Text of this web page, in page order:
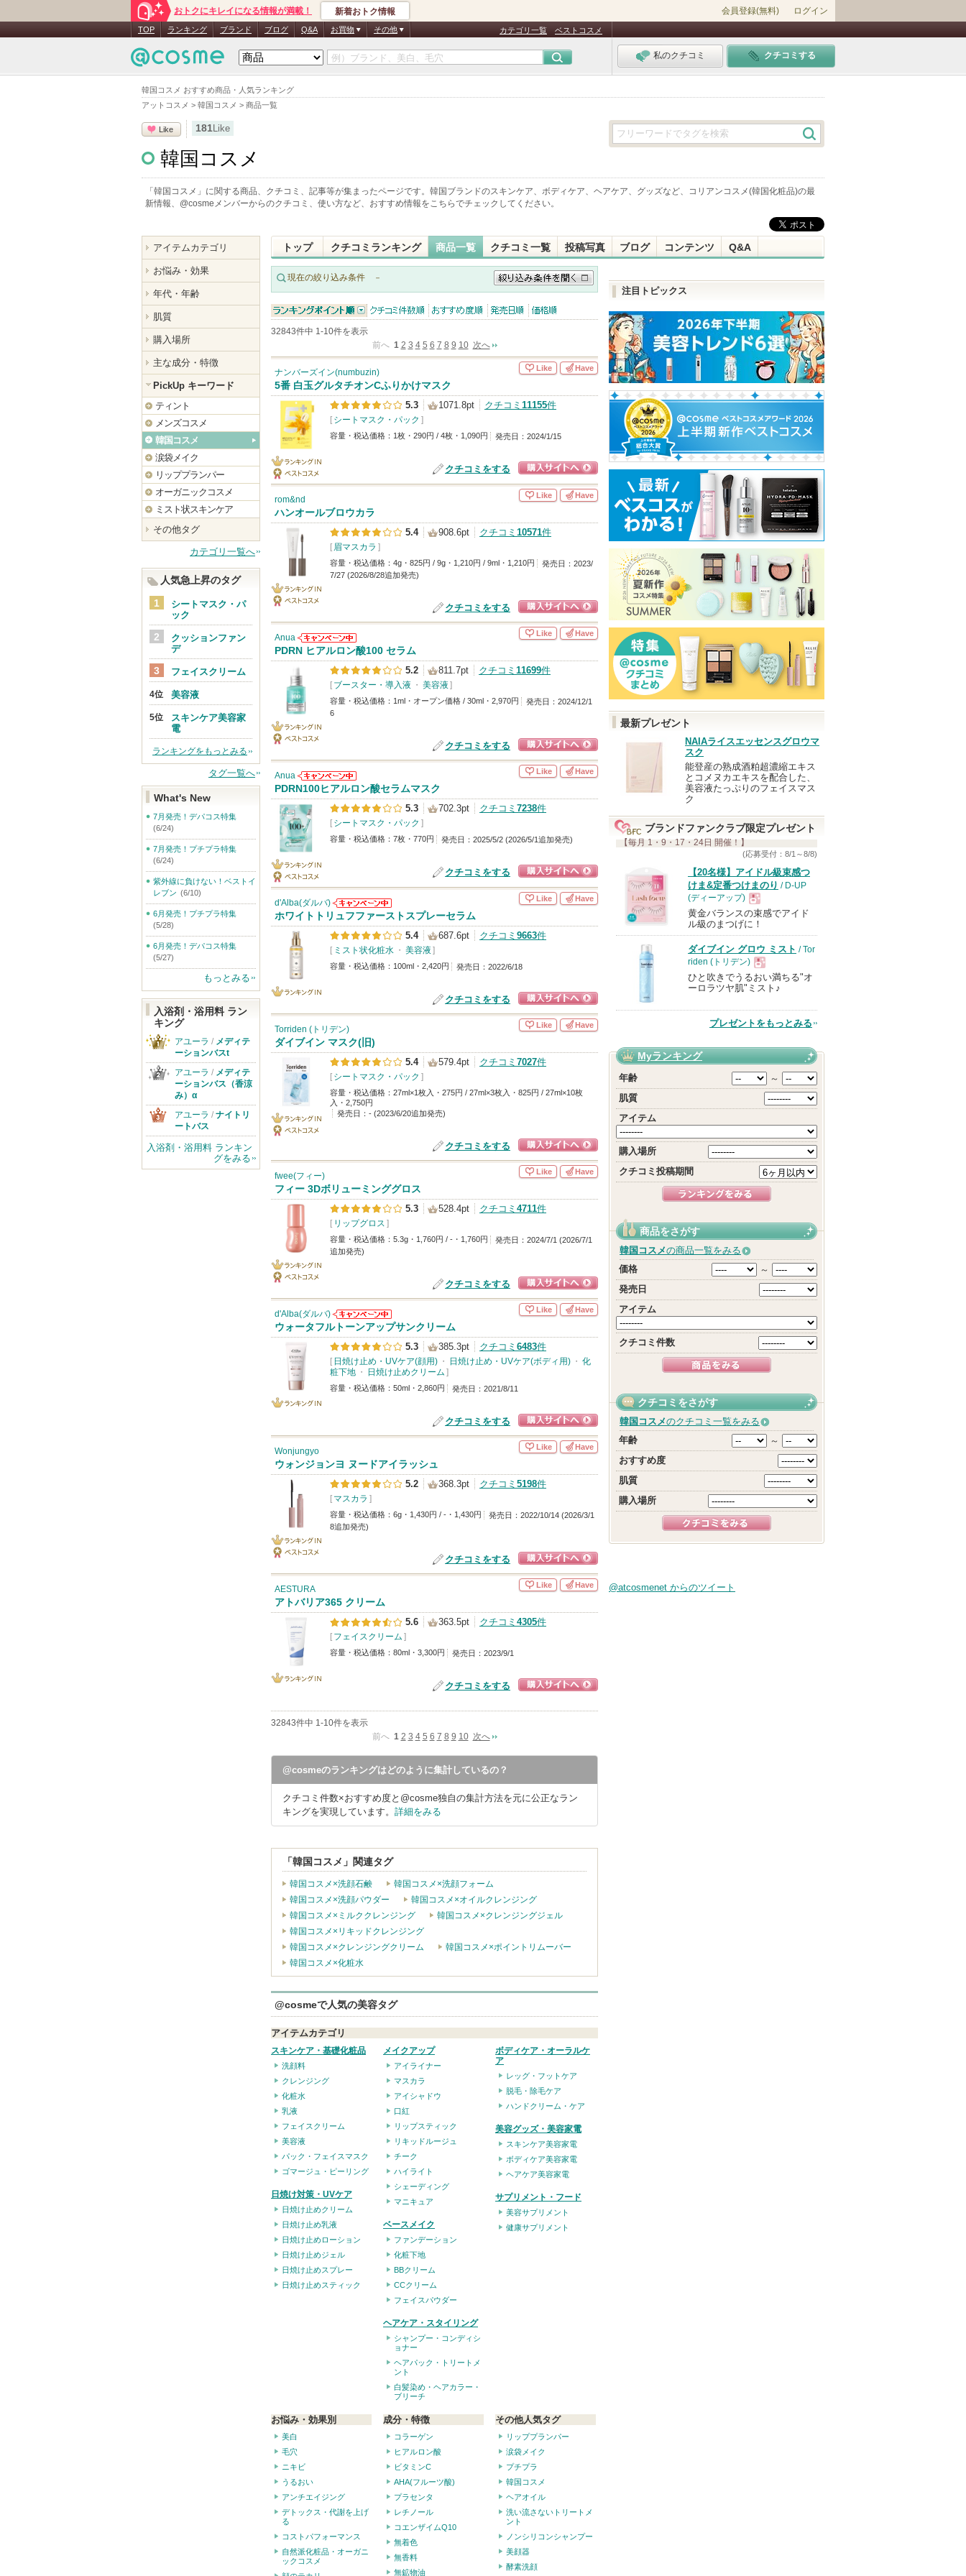
韓国コスメ おすすめ商品・人気ランキング
アットコスメ > 韓国コスメ > 商品一覧
おトクにキレイになる情報が満載！ 新着おトク情報 会員登録(無料) ログイン
TOP ランキング ブランド ブログ Q&A お買物 その他 カテゴリ一覧 ベストコスメ
私のクチコミ クチコミする
Like 181Like
韓国コスメ
「韓国コスメ」に関する商品、クチコミ、記事等が集まったページです。韓国ブランドのスキンケア、ボディケア、ヘアケア、グッズなど、コリアンコスメ(韓国化粧品)の最
新情報、@cosmeメンバーからのクチコミ、使い方など、おすすめ情報をこちらでチェックしてください。
トップ クチコミランキング 商品一覧 クチコミ一覧 投稿写真 ブログ コンテンツ Q&A
現在の絞り込み条件 －
絞り込み条件を開く
順
32843件中 1-10件を表示
前へ 1 2 3 4 5 6 7 8 9 10 次へ
ナンバーズイン(numbuzin)
5番 白玉グルタチオンCふりかけマスク
Like Have
ランキング
メ
5.3 1071.8pt クチコミ 11155件
[ シートマスク・パック ]
容量・税込価格：1枚・290円 / 4枚・1,090円 発売日：2024/1/15
クチコミをする
ショッピングサイ
トへ
rom&nd
ハンオールブロウカラ
Like Have
ランキング
IN
メ
5.4 908.6pt クチコミ 10571件
[ 眉マスカラ ]
容量・税込価格：4g・825円 / 9g・1,210円 / 9ml・1,210円
発売日：2023/
7/27 (2026/8/28追加発売)
クチコミをする
ショッピングサイ
トへ
Anua
Anuaからのお
知らせがありま
す
PDRN ヒアルロン酸100 セラム
Like Have
ランキング
IN
メ
5.2 811.7pt クチコミ 11699件
[ ブースター・導入液 ・ 美容液]
容量・税込価格：1ml・オープン価格 / 30ml・2,970円
発売日：2024/12/1
6
クチコミをする
ショッピングサイ
トへ
Anua
Anuaからのお
知らせがありま
す
PDRN100ヒアルロン酸セラムマスク
Like Have
ランキング
IN
メ
5.3 702.3pt クチコミ 7238件
[ シートマスク・パック ]
容量・税込価格：7枚・770円 発売日：2025/5/2 (2026/5/1追加発売)
クチコミをする
ショッピングサイ
トへ
d'Alba(ダルバ)
d'Alba(ダルバ)
からのお知らせ
があります
ホワイトトリュフファーストスプレーセラム
Like Have
IN
5.4 687.6pt クチコミ 9663件
[ ミスト状化粧水 ・ 美容液]
容量・税込価格：100ml・2,420円 発売日：2022/6/18
クチコミをする
ショッピングサイ
トへ
Torriden (トリデン)
ダイブイン マスク(旧)
Like Have
ランキング
メ
5.4 579.4pt クチコミ 7027件
[ シートマスク・パック ]
容量・税込価格：27ml×1枚入・275円 / 27ml×3枚入・825円 / 27ml×10枚
入・2,750円
発売日：- (2023/6/20追加発売)
クチコミをする
ショッピングサイ
トへ
fwee(フィー)
フィー 3Dボリューミンググロス
Like Have
ランキング
IN
メ
5.3 528.4pt クチコミ 4711件
[ リップグロス ]
容量・税込価格：5.3g・1,760円 / -・1,760円
発売日：2024/7/1 (2026/7/1
追加発売)
クチコミをする
ショッピングサイ
トへ
d'Alba(ダルバ)
d'Alba(ダルバ)
からのお知らせ
があります
ウォータフルトーンアップサンクリーム
Like Have
IN
5.3 385.3pt クチコミ 6483件
[ 日焼け止め・UVケア(顔用) ・ 日焼け止め・UVケア(ボディ用) ・ 化
粧下地 ・ 日焼け止めクリーム ]
容量・税込価格：50ml・2,860円 発売日：2021/8/11
クチコミをする
ショッピングサイ
トへ
Wonjungyo
ウォンジョンヨ ヌードアイラッシュ
Like Have
ランキング
IN
メ
5.2 368.3pt クチコミ 5198件
[ マスカラ ]
容量・税込価格：6g・1,430円 / -・1,430円
発売日：2022/10/14 (2026/3/1
8追加発売)
クチコミをする
ショッピングサイ
トへ
AESTURA
アトバリア365 クリーム
Like Have
IN
5.6 363.5pt クチコミ 4305件
[ フェイスクリーム ]
容量・税込価格：80ml・3,300円 発売日：2023/9/1
クチコミをする
32843件中 1-10件を表示
前へ 1 2 3 4 5 6 7 8 9 10 次へ
@cosmeのランキングはどのように集計しているの？
クチコミ件数×おすすめ度と@cosme独自の集計方法を元に公正なラン
キングを実現しています。 詳細をみる
「韓国コスメ」関連タグ
韓国コスメ×洗顔石鹸
韓国コスメ×洗顔フォーム
韓国コスメ×洗顔パウダー
韓国コスメ×オイルクレンジング
韓国コスメ×ミルククレンジング
韓国コスメ×クレンジングジェル
韓国コスメ×リキッドクレンジング
韓国コスメ×クレンジングクリーム
韓国コスメ×ポイントリムーバー
韓国コスメ×化粧水
@cosmeで人気の美容タグ
アイテムカテゴリ
スキンケア・基礎化粧品
洗顔料
クレンジング
化粧水
乳液
フェイスクリーム
美容液
パック・フェイスマスク
ゴマージュ・ピーリング
日焼け対策・UVケア
日焼け止めクリーム
日焼け止め乳液
日焼け止めローション
日焼け止めジェル
日焼け止めスプレー
日焼け止めスティック
メイクアップ
アイライナー
マスカラ
アイシャドウ
口紅
リップスティック
リキッドルージュ
チーク
ハイライト
シェーディング
マニキュア
ベースメイク
ファンデーション
化粧下地
BBクリーム
CCクリーム
フェイスパウダー
ヘアケア・スタイリング
シャンプー・コンディシ
ョナー
ヘアパック・トリートメ
ント
白髪染め・ヘアカラー・
ブリーチ
ボディケア・オーラルケ
ア
レッグ・フットケア
脱毛・除毛ケア
ハンドクリーム・ケア
美容グッズ・美容家電
スキンケア美容家電
ボディケア美容家電
ヘアケア美容家電
サプリメント・フード
美容サプリメント
健康サプリメント
お悩み・効果別
美白
毛穴
ニキビ
うるおい
アンチエイジング
デトックス・代謝を上げ
る
コストパフォーマンス
自然派化粧品・オーガニ
ックコスメ
成分・特徴
コラーゲン
ヒアルロン酸
ビタミンC
AHA(フルーツ酸)
プラセンタ
レチノール
コエンザイムQ10
無着色
無香料
無鉱物油
その他人気タグ
リッププランパー
涙袋メイク
プチプラ
韓国コスメ
ヘアオイル
洗い流さないトリートメ
ント
ノンシリコンシャンプー
美顔器
酵素洗顔
注目トピックス
最新プレゼント
NAIAライスエッセンスグロウマ
スク
能登産の熟成酒粕超濃縮エキス
とコメヌカエキスを配合した、
美容液たっぷりのフェイスマス
ク
ブランドファンクラブ限定プレゼント
【毎月 1・9・17・24日 開催！】
(応募受付：8/1～8/8)
【20名様】アイドル級束感つ
けま&定番つけまのり / D-UP
(ディーアップ)
現
品
黄金バランスの束感でアイド
ル級のまつげに！
ダイブイン グロウ ミスト / Tor
riden (トリデン)
現
品
ひと吹きでうるおい満ちる"オ
ーロラツヤ肌"ミスト♪
プレゼントをもっとみる
Myランキング
年齢
～
肌質
アイテム
購入場所
クチコミ投稿期間
商品をさがす
韓国コスメの商品一覧をみる
価格
～
発売日
アイテム
クチコミ件数
クチコミをさがす
韓国コスメのクチコミ一覧をみる
年齢
～
おすすめ度
肌質
購入場所
@atcosmenet からのツイート
アイテムカテゴリ
お悩み・効果
年代・年齢
肌質
購入場所
主な成分・特徴
PickUp キーワード
ティント
メンズコスメ
韓国コスメ
涙袋メイク
リッププランパー
オーガニックコスメ
ミスト状スキンケア
その他タグ
カテゴリ一覧へ
人気急上昇のタグ
シートマスク・パ
ック
クッションファン
デ
フェイスクリーム
美容液
スキンケア美容家
電
ランキングをもっとみる
タグ一覧へ
What's New
7月発売！デパコス特集
(6/24)
7月発売！プチプラ特集
(6/24)
紫外線に負けない！ベストイ
レブン (6/10)
6月発売！プチプラ特集
(5/28)
6月発売！デパコス特集
(5/27)
もっとみる
入浴剤・浴用料 ラン
キング
アユーラ / メディテ
ーションバスt
アユーラ / メディテ
ーションバス（香涼
み）α
アユーラ / ナイトリ
ートバス
入浴剤・浴用料 ランキン
グをみる